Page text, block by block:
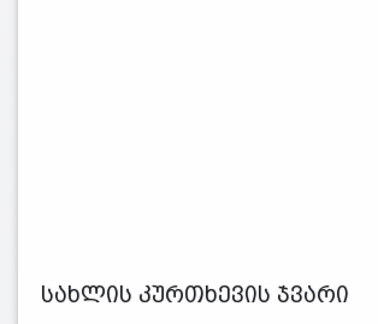
სახლის კურთხევის ჯვარი